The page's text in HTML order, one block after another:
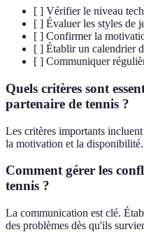
[ ] Vérifier le niveau
[ ] Évaluer les styles de
[ ] Confirmer la
[ ] Établir un calendrier
[ ] Communiquer
Quels critères sont
partenaire de tennis ?
Les critères importants
la motivation et la disponibilité.
Comment gérer les
tennis ?
La communication est clé.
des problèmes dès qu'ils